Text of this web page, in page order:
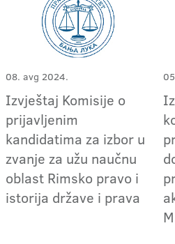
08. avg 2024.
Izvještaj Komisije o
prijavljenim
kandidatima za izbor u
zvanje za užu naučnu
oblast Rimsko pravo i
istorija države i prava